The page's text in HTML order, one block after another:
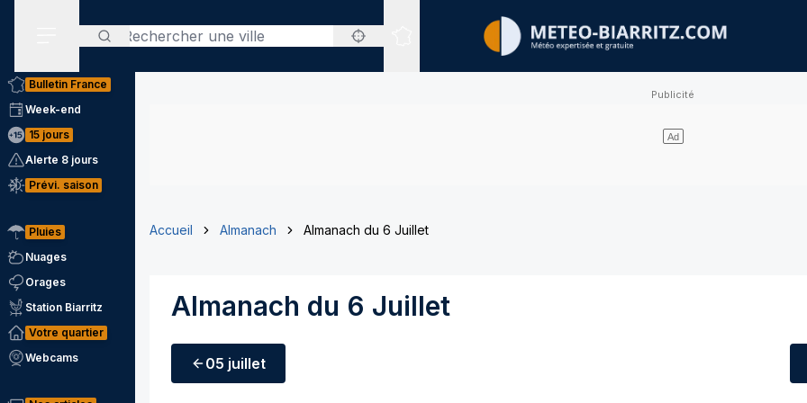
Rechercher
Sites expertisés
Bulletin France
Week-end
15 jours
Alerte 8 jours
Prévi. saison
Pluies
Nuages
Orages
Station Biarritz
Votre quartier
Webcams
Accueil Almanach Almanach du 6 Juillet
Almanach du 6 Juillet
05 juillet